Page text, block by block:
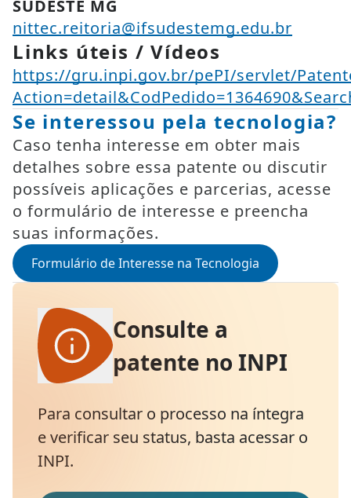
SUDESTE MG
nittec.reitoria@ifsudestemg.edu.br
Links úteis / Vídeos
https://gru.inpi.gov.br/pePI/servlet/
Se interessou pela tecnologia?
Caso tenha interesse em obter mais
detalhes sobre essa patente ou discutir
possíveis aplicações e parcerias, acesse
o formulário de interesse e preencha
suas informações.
Formulário de Interesse na Tecnologia
Consulte a
patente no INPI
Para consultar o processo na íntegra
e verificar seu status, basta acessar o
INPI.